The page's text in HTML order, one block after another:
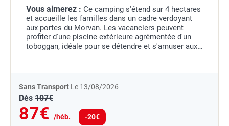
Vous aimerez : Ce camping s'étend sur 4 hectares
et accueille les familles dans un cadre verdoyant
aux portes du Morvan. Les vacanciers peuvent
profiter d'une piscine extérieure agrémentée d'un
toboggan, idéale pour se détendre et s'amuser aux
Sans Transport Le 13/08/2026
Dès 107€
87€ /héb. -20€